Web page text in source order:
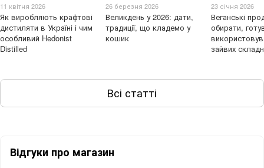
11 квітня 2026
Як виробляють крафтові
дистиляти в Україні і чим
особливий Hedonist
Distilled
26 березня 2026
Великдень у 2026: дати,
традиції, що кладемо у
кошик
23 січня 2026
Веганські
обирати,
зайвих
Всі статті
Відгуки про магазин